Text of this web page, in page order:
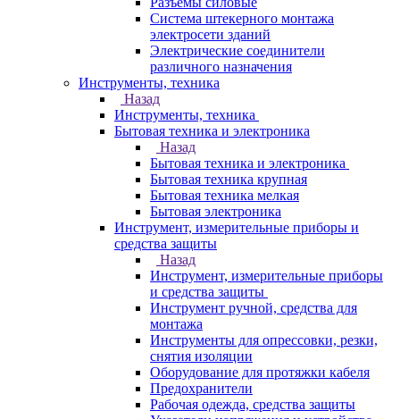
Система штекерного монтажа
электросети зданий
Электрические соединители
различного назначения
Инструменты, техника
Назад
Инструменты, техника
Бытовая техника и электроника
Назад
Бытовая техника и электроника
Бытовая техника крупная
Бытовая техника мелкая
Бытовая электроника
Инструмент, измерительные приборы и
средства защиты
Назад
Инструмент, измерительные приборы
и средства защиты
Инструмент ручной, средства для
монтажа
Инструменты для опрессовки, резки,
снятия изоляции
Оборудование для протяжки кабеля
Предохранители
Рабочая одежда, средства защиты